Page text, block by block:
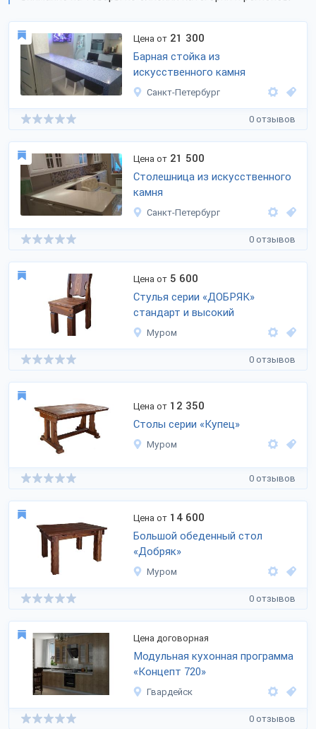
Цена от 21 300
Барная стойка из
искусственного камня
Санкт-Петербург
0 отзывов
Цена от 21 500
Столешница из искусственного
камня
Санкт-Петербург
0 отзывов
Цена от 5 600
Стулья серии «ДОБРЯК»
стандарт и высокий
Муром
0 отзывов
Цена от 12 350
Столы серии «Купец»
Муром
0 отзывов
Цена от 14 600
Большой обеденный стол
«Добряк»
Муром
0 отзывов
Цена договорная
Модульная кухонная программа
«Концепт 720»
Гвардейск
0 отзывов